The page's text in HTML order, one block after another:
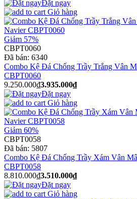
Đặt ngay
Giỏ hàng
Giảm 57%
CBPT0060
Đã bán: 6340
Combo Kệ Đá Chống Trầy Trắng Vân
CBPT0060
9.250.000₫3.935.000₫
Đặt ngay
Giỏ hàng
Giảm 60%
CBPT0058
Đã bán: 5807
Combo Kệ Đá Chống Trầy Xám Vân
CBPT0058
8.810.000₫3.510.000₫
Đặt ngay
Giỏ hàng